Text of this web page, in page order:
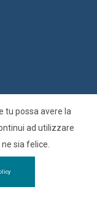
tu possa avere la
ad utilizzare
sia felice.